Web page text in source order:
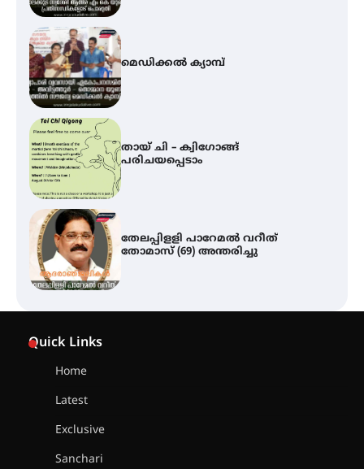
മെഡിക്കൽ ക്യാമ്പ്
തായ് ചി – ക്വിഗോങ്ങ്
പരിചയപ്പെടാം
തേലപ്പിളളി പാറേമൽ വറീത്
തോമാസ് (69) അന്തരിച്ചു
Quick Links
Home
Latest
Exclusive
Sanchari